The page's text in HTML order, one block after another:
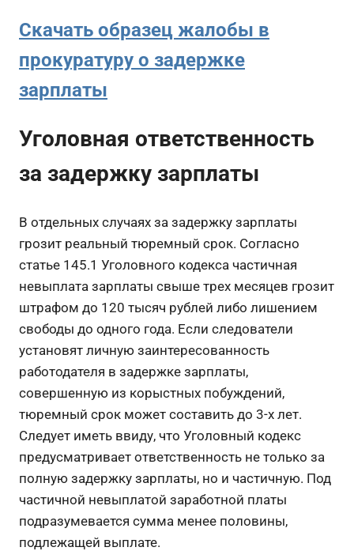
Скачать образец жалобы в
прокуратуру о задержке
зарплаты
Уголовная ответственность
за задержку зарплаты
В отдельных случаях за задержку зарплаты
грозит реальный тюремный срок. Согласно
статье 145.1 Уголовного кодекса частичная
невыплата зарплаты свыше трех месяцев грозит
штрафом до 120 тысяч рублей либо лишением
свободы до одного года. Если следователи
установят личную заинтересованность
работодателя в задержке зарплаты,
совершенную из корыстных побуждений,
тюремный срок может составить до 3-х лет.
Следует иметь ввиду, что Уголовный кодекс
предусматривает ответственность не только за
полную задержку зарплаты, но и частичную. Под
частичной невыплатой заработной платы
подразумевается сумма менее половины,
подлежащей выплате.